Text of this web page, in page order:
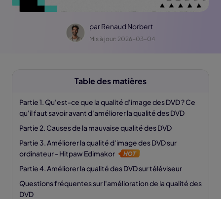
parRenaud Norbert
Mis à jour: 2026-03-04
Table des matières
Partie 1. Qu'est-ce que la qualité d'image des DVD ? Ce
qu'il faut savoir avant d'améliorer la qualité des DVD
Partie 2. Causes de la mauvaise qualité des DVD
Partie 3. Améliorer la qualité d'image des DVD sur
ordinateur - Hitpaw Edimakor
Partie 4. Améliorer la qualité des DVD sur téléviseur
Questions fréquentes sur l'amélioration de la qualité des
DVD